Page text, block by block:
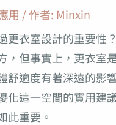
用 / 作者: Minxin
更衣室設計的重要性
，但事實上，更衣室
舒適度有著深遠的影
化這一空間的實用建
此重要。